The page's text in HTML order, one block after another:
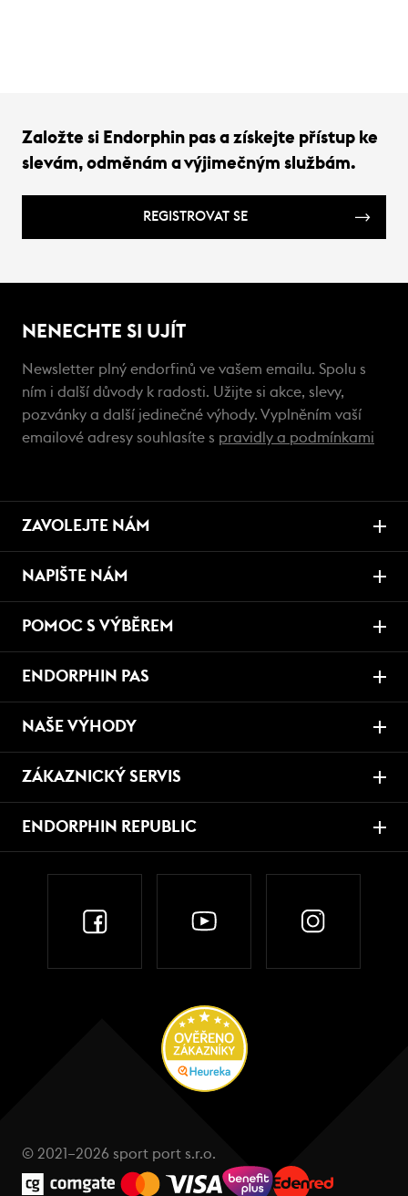
Založte si Endorphin pas a získejte přístup ke
slevám, odměnám a výjimečným službám.
REGISTROVAT SE
NENECHTE SI UJÍT
Newsletter plný endorfinů ve vašem emailu. Spolu s
ním i další důvody k radosti. Užijte si akce, slevy,
pozvánky a další jedinečné výhody. Vyplněním vaší
emailové adresy souhlasíte s pravidly a podmínkami
ZAVOLEJTE NÁM
NAPIŠTE NÁM
POMOC S VÝBĚREM
ENDORPHIN PAS
NAŠE VÝHODY
ZÁKAZNICKÝ SERVIS
ENDORPHIN REPUBLIC
© 2021–2026 sport port s.r.o.